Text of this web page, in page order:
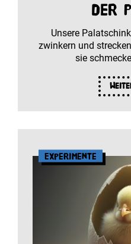
der
Unsere
zwinkern und
sie
Experimente